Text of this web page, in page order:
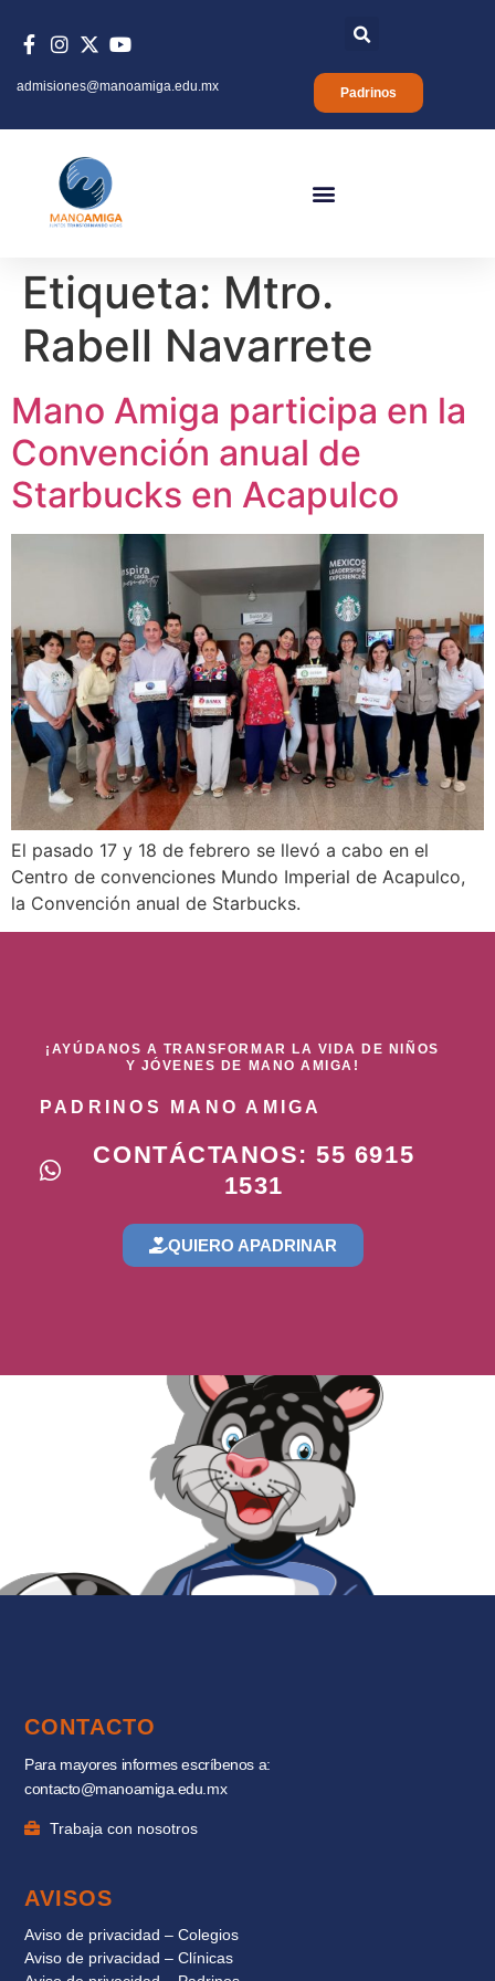
Padrinos
admisiones@manoamiga.edu.mx
Etiqueta: Mtro.
Rabell Navarrete
Mano Amiga participa en la
Convención anual de
Starbucks en Acapulco
El pasado 17 y 18 de febrero se llevó a cabo en el
Centro de convenciones Mundo Imperial de Acapulco,
la Convención anual de Starbucks.
¡AYÚDANOS A TRANSFORMAR LA VIDA DE NIÑOS
Y JÓVENES DE MANO AMIGA!
PADRINOS MANO AMIGA
CONTÁCTANOS: 55 6915
1531
QUIERO APADRINAR
CONTACTO
Para mayores informes escríbenos a:
contacto@manoamiga.edu.mx
Trabaja con nosotros
AVISOS
Aviso de privacidad – Colegios
Aviso de privacidad – Clínicas